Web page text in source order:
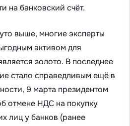
на банковский счёт.
выше, многие эксперты
активом для
золото. В последнее
стало справедливым ещё в
9 марта президентом
отмене НДС на покупку
лиц у банков (ранее